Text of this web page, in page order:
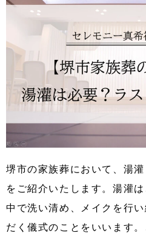
堺市の家族葬において、湯
をご紹介いたします。湯灌
中で洗い清め、メイクを行
だく儀式のことをいいます